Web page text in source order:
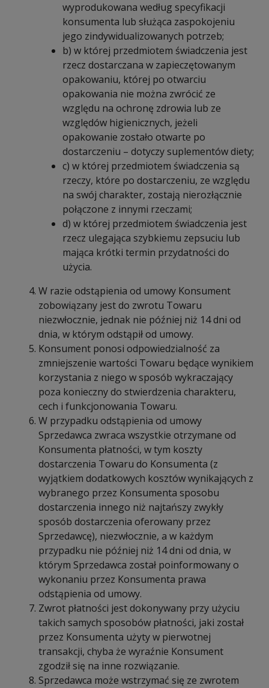
wyprodukowana według specyfikacji
konsumenta lub służąca zaspokojeniu
jego zindywidualizowanych potrzeb;
b) w której przedmiotem świadczenia jest
rzecz dostarczana w zapieczętowanym
opakowaniu, której po otwarciu
opakowania nie można zwrócić ze
względu na ochronę zdrowia lub ze
względów higienicznych, jeżeli
opakowanie zostało otwarte po
dostarczeniu – dotyczy suplementów diety;
c) w której przedmiotem świadczenia są
rzeczy, które po dostarczeniu, ze względu
na swój charakter, zostają nierozłącznie
połączone z innymi rzeczami;
d) w której przedmiotem świadczenia jest
rzecz ulegająca szybkiemu zepsuciu lub
mająca krótki termin przydatności do
użycia.
W razie odstąpienia od umowy Konsument
zobowiązany jest do zwrotu Towaru
niezwłocznie, jednak nie później niż 14 dni od
dnia, w którym odstąpił od umowy.
Konsument ponosi odpowiedzialność za
zmniejszenie wartości Towaru będące wynikiem
korzystania z niego w sposób wykraczający
poza konieczny do stwierdzenia charakteru,
cech i funkcjonowania Towaru.
W przypadku odstąpienia od umowy
Sprzedawca zwraca wszystkie otrzymane od
Konsumenta płatności, w tym koszty
dostarczenia Towaru do Konsumenta (z
wyjątkiem dodatkowych kosztów wynikających z
wybranego przez Konsumenta sposobu
dostarczenia innego niż najtańszy zwykły
sposób dostarczenia oferowany przez
Sprzedawcę), niezwłocznie, a w każdym
przypadku nie później niż 14 dni od dnia, w
którym Sprzedawca został poinformowany o
wykonaniu przez Konsumenta prawa
odstąpienia od umowy.
Zwrot płatności jest dokonywany przy użyciu
takich samych sposobów płatności, jaki został
przez Konsumenta użyty w pierwotnej
transakcji, chyba że wyraźnie Konsument
zgodził się na inne rozwiązanie.
Sprzedawca może wstrzymać się ze zwrotem